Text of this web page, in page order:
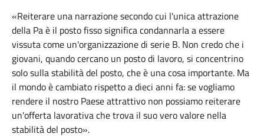
«Reiterare una narrazione secondo cui l'unica attrazione
della Pa è il posto fisso significa condannarla a essere
vissuta come un'organizzazione di serie B. Non credo che i
giovani, quando cercano un posto di lavoro, si concentrino
solo sulla stabilità del posto, che è una cosa importante. Ma
il mondo è cambiato rispetto a dieci anni fa: se vogliamo
rendere il nostro Paese attrattivo non possiamo reiterare
un'offerta lavorativa che trova il suo vero valore nella
stabilità del posto».